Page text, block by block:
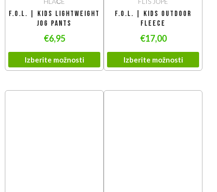
F.O.L. | Kids Lightweight
Jog Pants
€6,95
Izberite možnosti
F.O.L. | Kids Outdoor
Fleece
€17,00
Izberite možnosti